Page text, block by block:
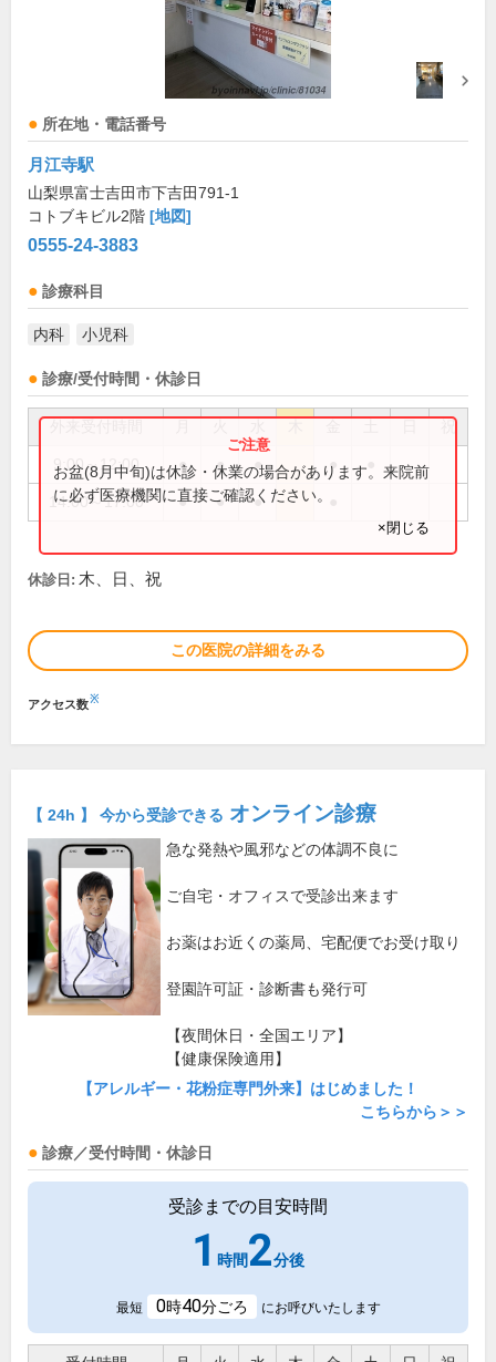
所在地・電話番号
月江寺駅
山梨県富士吉田市下吉田791-1
コトブキビル2階 [地図]
0555-24-3883
診療科目
内科 小児科
診療/受付時間・休診日
祝
9:00～12:00 ● ● ● ●
14:00～17:00 ● ● ●
お盆(8月中旬)は休診・休業の場合があります。来院前
に必ず医療機関に直接ご確認ください。
×閉じる
休診日: 木、日、祝
この医院の詳細をみる
アクセス数※
【 24h 】 今から受診できる オンライン診療
急な発熱や風邪などの体調不良に
ご自宅・オフィスで受診出来ます
お薬はお近くの薬局、宅配便でお受け取り
登園許可証・診断書も発行可
【夜間休日・全国エリア】
【健康保険適用】
【アレルギー・花粉症専門外来】はじめました！
こちらから＞＞
診療／受付時間・休診日
受診までの目安時間
1 時間2分後
最短 0時40分ごろ にお呼びいたします